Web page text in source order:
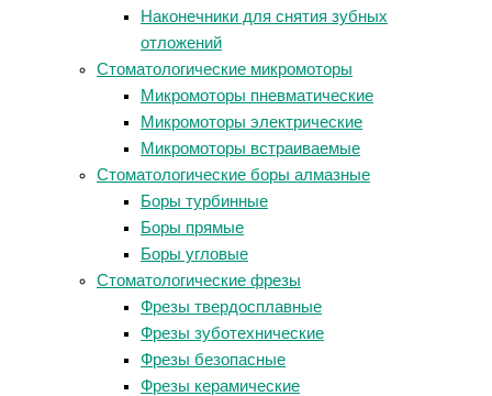
Наконечники для снятия зубных
отложений
Стоматологические микромоторы
Микромоторы пневматические
Микромоторы электрические
Микромоторы встраиваемые
Стоматологические боры алмазные
Боры турбинные
Боры прямые
Боры угловые
Стоматологические фрезы
Фрезы твердосплавные
Фрезы зуботехнические
Фрезы безопасные
Фрезы керамические